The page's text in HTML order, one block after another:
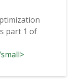
part 1 of